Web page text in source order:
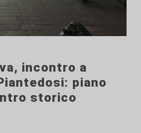
incontro a
piano
storico